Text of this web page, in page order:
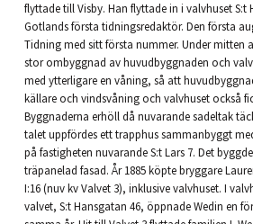
flyttade till Visby. Han flyttade in i valvhuset S:t
Gotlands första tidningsredaktör. Den första
Tidning med sitt första nummer. Under mitten
stor ombyggnad av huvudbyggnaden och
med ytterligare en våning, så att
källare och vindsvåning och valvhuset också
Byggnaderna erhöll då nuvarande sadeltak
talet uppfördes ett trapphus sammanbyggt
på fastigheten nuvarande S:t Lars 7. Det
träpanelad fasad. År 1885 köpte bryggare
I:16 (nuv kv Valvet 3), inklusive valvhuset. I
valvet, S:t Hansgatan 46, öppnade Wedin en